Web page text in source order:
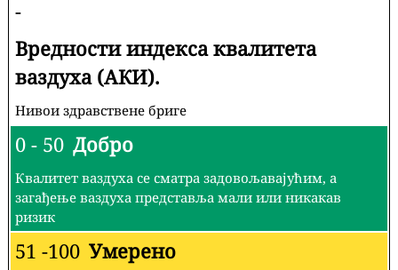
-
Вредности индекса квалитета
ваздуха (АКИ).
Нивои здравствене бриге
0 - 50 Добро
Квалитет ваздуха се сматра задовољавајућим, а
загађење ваздуха представља мали или никакав
ризик
51 -100 Умерено